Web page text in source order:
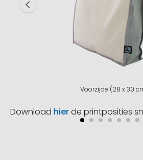
Voorzijde (28 x 30
Download hierde printposities